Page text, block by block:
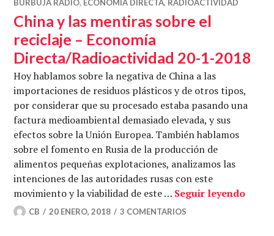
BURBUJA RADIO, ECONOMÍA DIRECTA, RADIOACTIVIDAD
China y las mentiras sobre el
reciclaje – Economía
Directa/Radioactividad 20-1-2018
Hoy hablamos sobre la negativa de China a las
importaciones de residuos plásticos y de otros tipos,
por considerar que su procesado estaba pasando una
factura medioambiental demasiado elevada, y sus
efectos sobre la Unión Europea. También hablamos
sobre el fomento en Rusia de la producción de
alimentos pequeñas explotaciones, analizamos las
intenciones de las autoridades rusas con este
movimiento y la viabilidad de este … Seguir leyendo
CB 20 ENERO, 2018 3 COMENTARIOS